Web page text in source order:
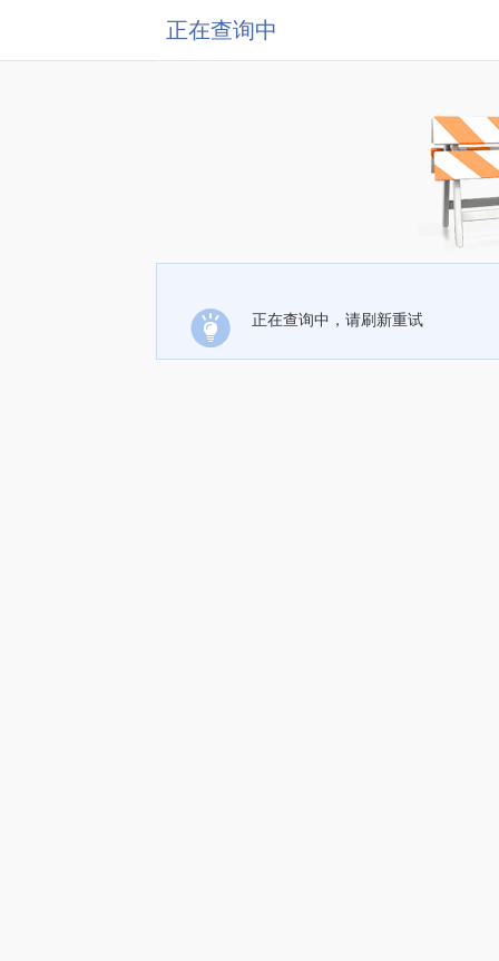
正在查询中
正在查询中，请刷新重试